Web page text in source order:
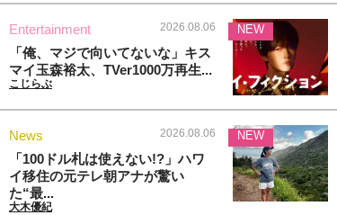
Entertainment 2026.08.06
「俺、マジで向いてないな」キス
マイ玉森裕太、TVer1000万再生...
こじらぶ
NEW
News 2026.08.06
「100ドル札は使えない!?」ハワ
イ移住の元テレ朝アナが驚い
た“最...
大木優紀
NEW